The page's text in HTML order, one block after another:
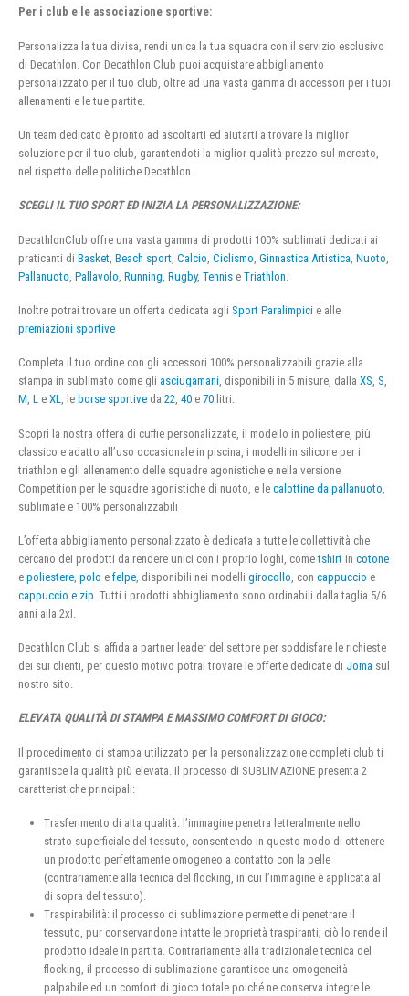
Per i club e le associazione sportive:
Personalizza la tua divisa, rendi unica la tua squadra con il servizio esclusivo
di Decathlon. Con Decathlon Club puoi acquistare abbigliamento
personalizzato per il tuo club, oltre ad una vasta gamma di accessori per i tuoi
allenamenti e le tue partite.
Un team dedicato è pronto ad ascoltarti ed aiutarti a trovare la miglior
soluzione per il tuo club, garantendoti la miglior qualità prezzo sul mercato,
nel rispetto delle politiche Decathlon.
SCEGLI IL TUO SPORT ED INIZIA LA PERSONALIZZAZIONE:
DecathlonClub offre una vasta gamma di prodotti 100% sublimati dedicati ai
praticanti di Basket Beach sport Calcio Ciclismo Ginnastica Artistica Nuoto
Pallanuoto Pallavolo Running Rugby, Tennis e Triathlon
Inoltre potrai trovare un offerta dedicata agli Sport Paralimpici e alle
premiazioni sportive
Completa il tuo ordine con gli accessori 100% personalizzabili grazie alla
stampa in sublimato come gli asciugamani, disponibili in 5 misure, dalla XS, S,
M, L e XL, le borse sportive da 22, 40 e 70 litri.
Scopri la nostra offera di cuffie personalizzate, il modello in poliestere, più
classico e adatto all’uso occasionale in piscina, i modelli in silicone per i
triathlon e gli allenamento delle squadre agonistiche e nella versione
Competition per le squadre agonistiche di nuoto, e le calottine da pallanuoto
sublimate e 100% personalizzabili
L’offerta abbigliamento personalizzato è dedicata a tutte le collettività che
cercano dei prodotti da rendere unici con i proprio loghi, cometshirt in cotone
e poliestere polo e felpe , disponibili nei modelli girocollo , con cappuccio e
cappuccio e zip . Tutti i prodotti abbigliamento sono ordinabili dalla taglia 5/6
anni alla 2xl.
Decathlon Club si affida a partner leader del settore per soddisfare le richieste
dei sui clienti, per questo motivo potrai trovare le offerte dedicate di Joma sul
nostro sito.
ELEVATA QUALITÀ DI STAMPA E MASSIMO COMFORT DI GIOCO:
Il procedimento di stampa utilizzato per la personalizzazione completi club ti
garantisce la qualità più elevata. Il processo di SUBLIMAZIONE presenta 2
caratteristiche principali:
Trasferimento di alta qualità: l’immagine penetra letteralmente nello
strato superficiale del tessuto, consentendo in questo modo di ottenere
un prodotto perfettamente omogeneo a contatto con la pelle
(contrariamente alla tecnica del flocking, in cui l’immagine è applicata al
di sopra del tessuto).
Traspirabilità: il processo di sublimazione permette di penetrare il
tessuto, pur conservandone intatte le proprietà traspiranti; ciò lo rende il
prodotto ideale in partita. Contrariamente alla tradizionale tecnica del
flocking, il processo di sublimazione garantisce una omogeneità
palpabile ed un comfort di gioco totale poiché ne conserva integre le